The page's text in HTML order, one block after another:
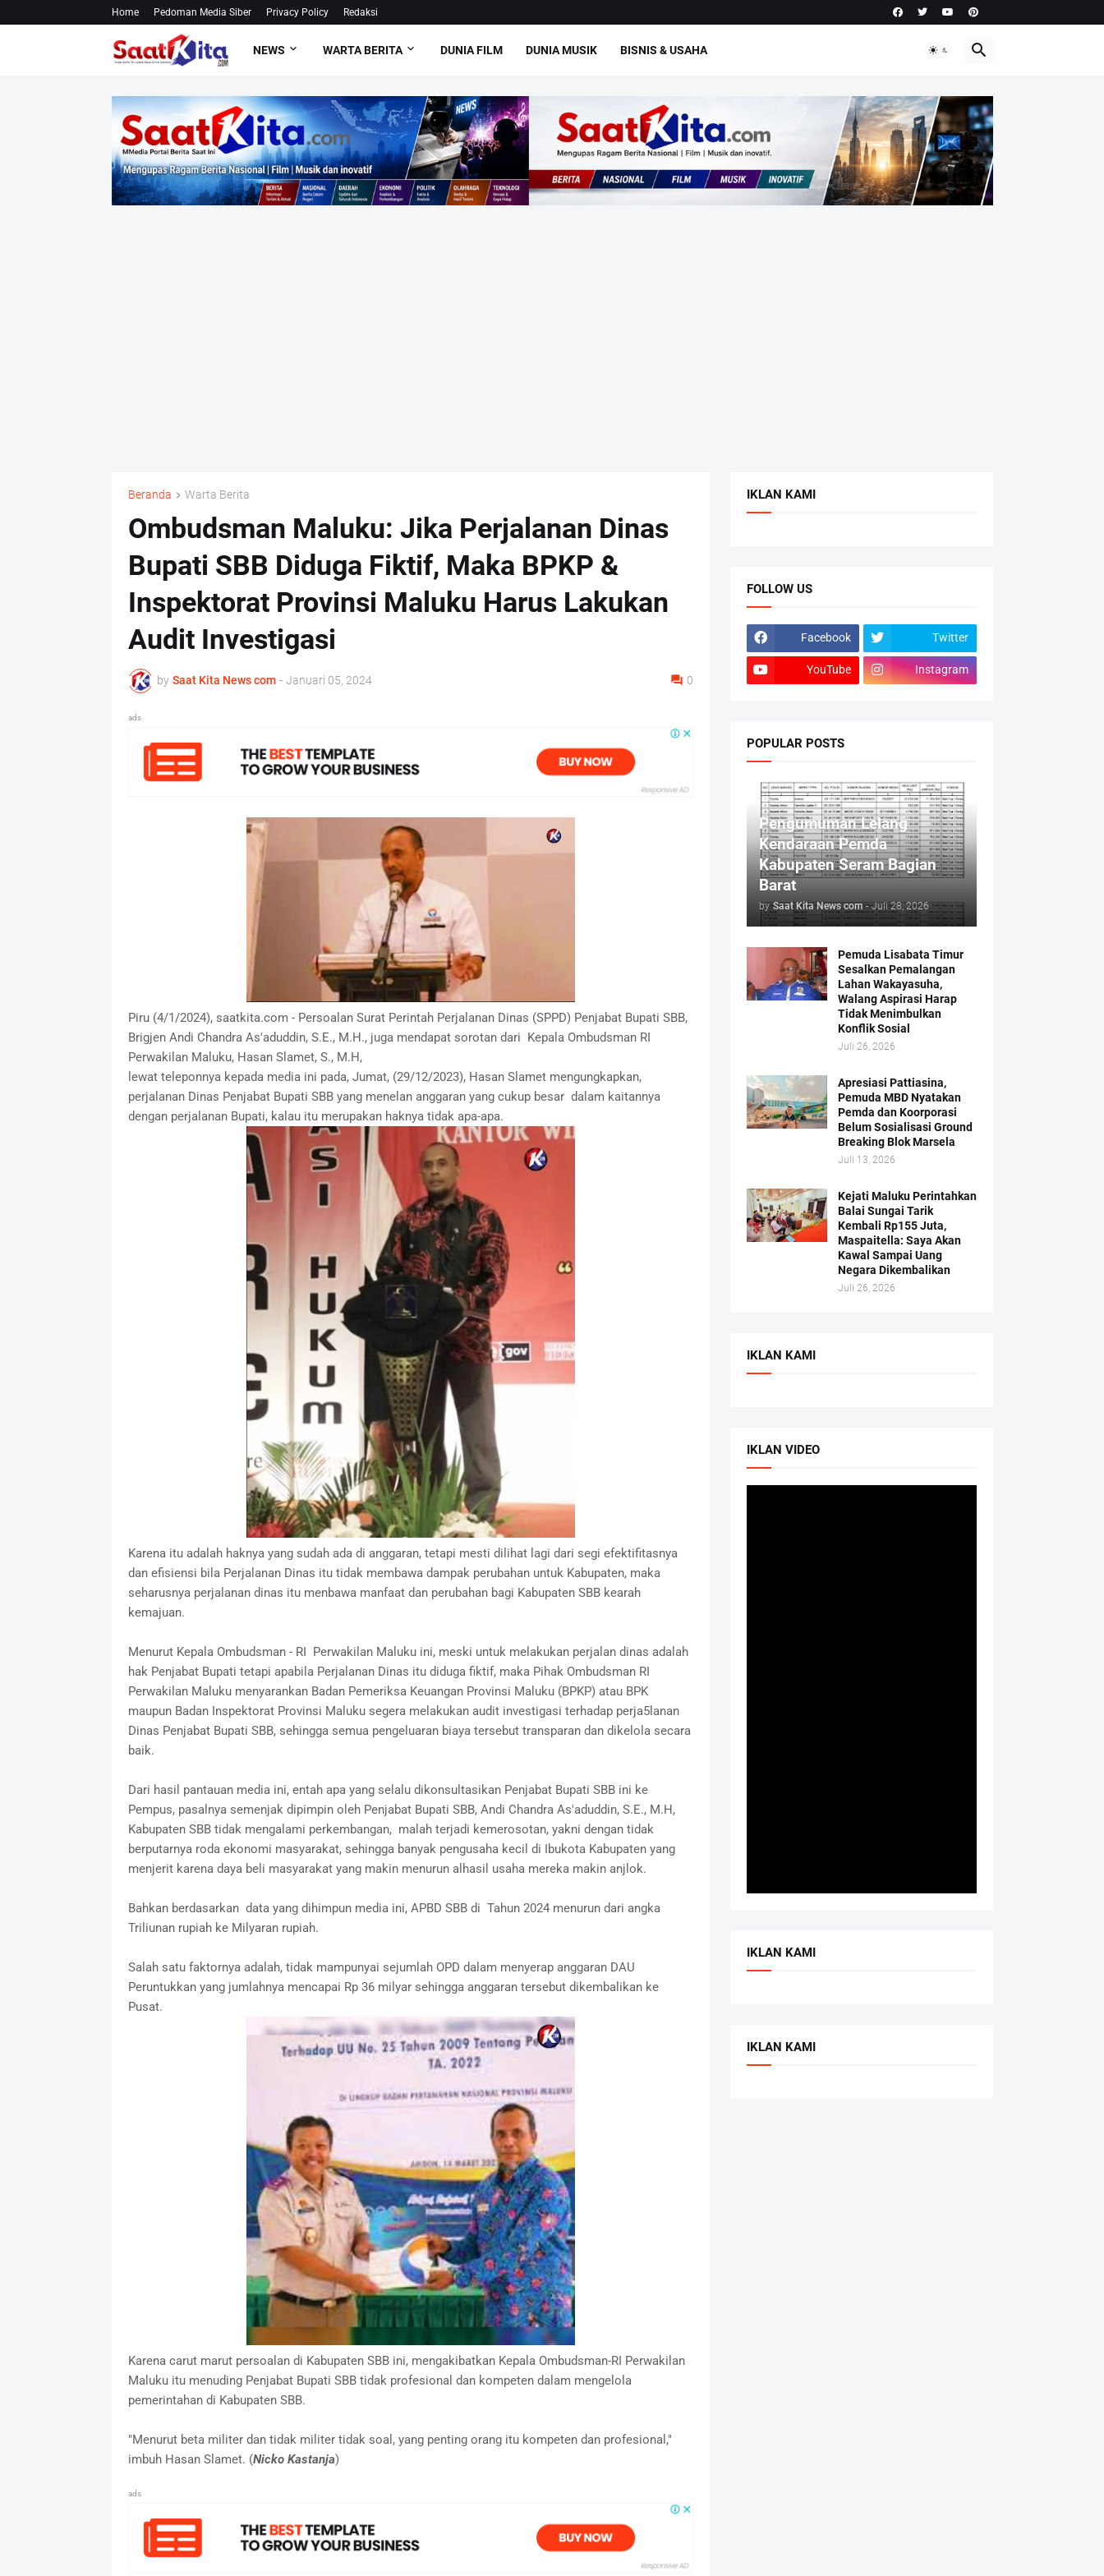
Home Pedoman Media Siber Privacy Policy Redaksi
NEWS WARTA BERITA DUNIA FILM DUNIA MUSIK BISNIS & USAHA
Beranda Warta Berita
Ombudsman Maluku: Jika Perjalanan Dinas
Bupati SBB Diduga Fiktif, Maka BPKP &
Inspektorat Provinsi Maluku Harus Lakukan
Audit Investigasi
by Saat Kita News com - Januari 05, 2024 0
ads
Piru (4/1/2024), saatkita.com - Persoalan Surat Perintah Perjalanan Dinas (SPPD) Penjabat Bupati SBB,
Brigjen Andi Chandra As'aduddin, S.E., M.H., juga mendapat sorotan dari Kepala Ombudsman RI
Perwakilan Maluku, Hasan Slamet, S., M.H,
lewat teleponnya kepada media ini pada, Jumat, (29/12/2023), Hasan Slamet mengungkapkan,
perjalanan Dinas Penjabat Bupati SBB yang menelan anggaran yang cukup besar dalam kaitannya
dengan perjalanan Bupati, kalau itu merupakan haknya tidak apa-apa.
Karena itu adalah haknya yang sudah ada di anggaran, tetapi mesti dilihat lagi dari segi efektifitasnya
dan efisiensi bila Perjalanan Dinas itu tidak membawa dampak perubahan untuk Kabupaten, maka
seharusnya perjalanan dinas itu menbawa manfaat dan perubahan bagi Kabupaten SBB kearah
kemajuan.
Menurut Kepala Ombudsman - RI Perwakilan Maluku ini, meski untuk melakukan perjalan dinas adalah
hak Penjabat Bupati tetapi apabila Perjalanan Dinas itu diduga fiktif, maka Pihak Ombudsman RI
Perwakilan Maluku menyarankan Badan Pemeriksa Keuangan Provinsi Maluku (BPKP) atau BPK
maupun Badan Inspektorat Provinsi Maluku segera melakukan audit investigasi terhadap perja5lanan
Dinas Penjabat Bupati SBB, sehingga semua pengeluaran biaya tersebut transparan dan dikelola secara
baik.
Dari hasil pantauan media ini, entah apa yang selalu dikonsultasikan Penjabat Bupati SBB ini ke
Pempus, pasalnya semenjak dipimpin oleh Penjabat Bupati SBB, Andi Chandra As'aduddin, S.E., M.H,
Kabupaten SBB tidak mengalami perkembangan, malah terjadi kemerosotan, yakni dengan tidak
berputarnya roda ekonomi masyarakat, sehingga banyak pengusaha kecil di Ibukota Kabupaten yang
menjerit karena daya beli masyarakat yang makin menurun alhasil usaha mereka makin anjlok.
Bahkan berdasarkan data yang dihimpun media ini, APBD SBB di Tahun 2024 menurun dari angka
Triliunan rupiah ke Milyaran rupiah.
Salah satu faktornya adalah, tidak mampunyai sejumlah OPD dalam menyerap anggaran DAU
Peruntukkan yang jumlahnya mencapai Rp 36 milyar sehingga anggaran tersebut dikembalikan ke
Pusat.
Karena carut marut persoalan di Kabupaten SBB ini, mengakibatkan Kepala Ombudsman-RI Perwakilan
Maluku itu menuding Penjabat Bupati SBB tidak profesional dan kompeten dalam mengelola
pemerintahan di Kabupaten SBB.
"Menurut beta militer dan tidak militer tidak soal, yang penting orang itu kompeten dan profesional,"
imbuh Hasan Slamet. (Nicko Kastanja)
ads
IKLAN KAMI
FOLLOW US
Facebook Twitter
YouTube Instagram
POPULAR POSTS
Pengumuman Lelang
Kendaraan Pemda
Kabupaten Seram Bagian
Barat
by Saat Kita News com - Juli 28, 2026
Pemuda Lisabata Timur
Sesalkan Pemalangan
Lahan Wakayasuha,
Walang Aspirasi Harap
Tidak Menimbulkan
Konflik Sosial
Juli 26, 2026
Apresiasi Pattiasina,
Pemuda MBD Nyatakan
Pemda dan Koorporasi
Belum Sosialisasi Ground
Breaking Blok Marsela
Juli 13, 2026
Kejati Maluku Perintahkan
Balai Sungai Tarik
Kembali Rp155 Juta,
Maspaitella: Saya Akan
Kawal Sampai Uang
Negara Dikembalikan
Juli 26, 2026
IKLAN KAMI
IKLAN VIDEO
IKLAN KAMI
IKLAN KAMI